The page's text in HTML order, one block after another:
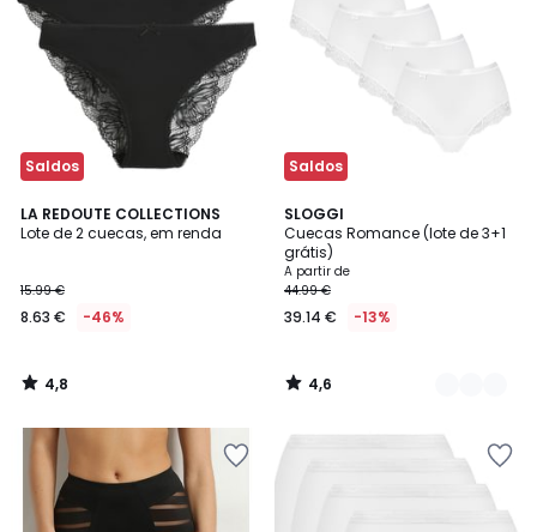
Saldos
LA REDOUTE COLLECTIONS
Lote de 2 cuecas, em renda
15.99 €
8.63 € -46%
4,8
/ 5
4,8
/
Saldos
SLOGGI
Cuecas Romance (lote de 3+1
grátis)
A partir de
44.99 €
39.14 € -13%
4,6
/ 5
2
Cores
4,6
/